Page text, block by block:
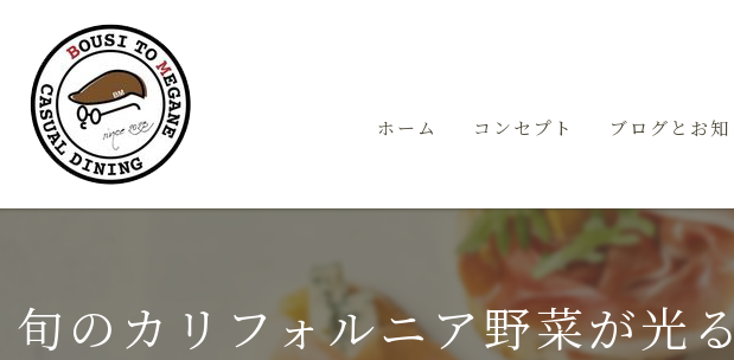
ホーム コンセプト ブログとお知
旬のカリフォルニア野菜が光